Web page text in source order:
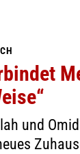
und